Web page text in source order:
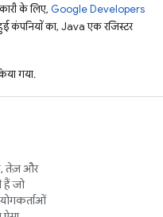
के लिए, Google Developers
का, Java एक रजिस्टर
गया.
तेज़ और
हैं जो